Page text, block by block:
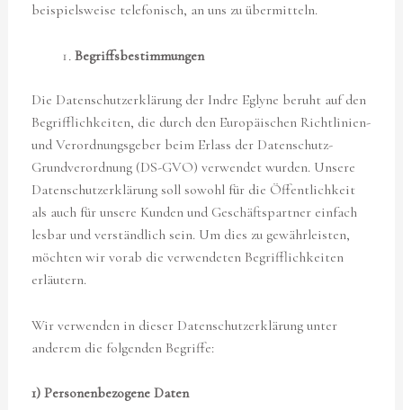
beispielsweise telefonisch, an uns zu übermitteln.
Begriffsbestimmungen
Die Datenschutzerklärung der Indre Eglyne beruht auf den
Begrifflichkeiten, die durch den Europäischen Richtlinien-
und Verordnungsgeber beim Erlass der Datenschutz-
Grundverordnung (DS-GVO) verwendet wurden. Unsere
Datenschutzerklärung soll sowohl für die Öffentlichkeit
als auch für unsere Kunden und Geschäftspartner einfach
lesbar und verständlich sein. Um dies zu gewährleisten,
möchten wir vorab die verwendeten Begrifflichkeiten
erläutern.
Wir verwenden in dieser Datenschutzerklärung unter
anderem die folgenden Begriffe:
1) Personenbezogene Daten